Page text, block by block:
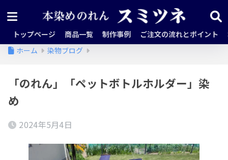
トップページ 商品一覧 制作事例 ご注文の流れとポイント
ホーム
染物ブログ
「のれん」「ペットボトルホルダー」染
め
2024年5月4日